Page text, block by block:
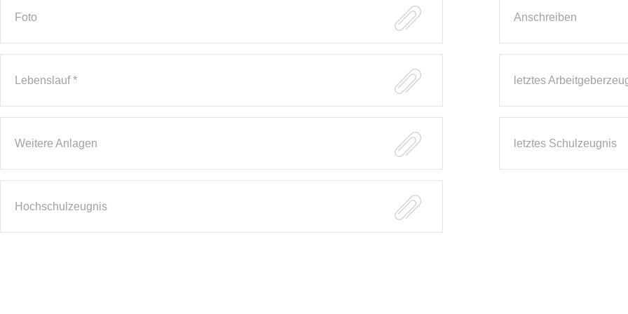
Foto Anschreiben
Lebenslauf * letztes
Weitere Anlagen letztes Schulzeugnis
Hochschulzeugnis